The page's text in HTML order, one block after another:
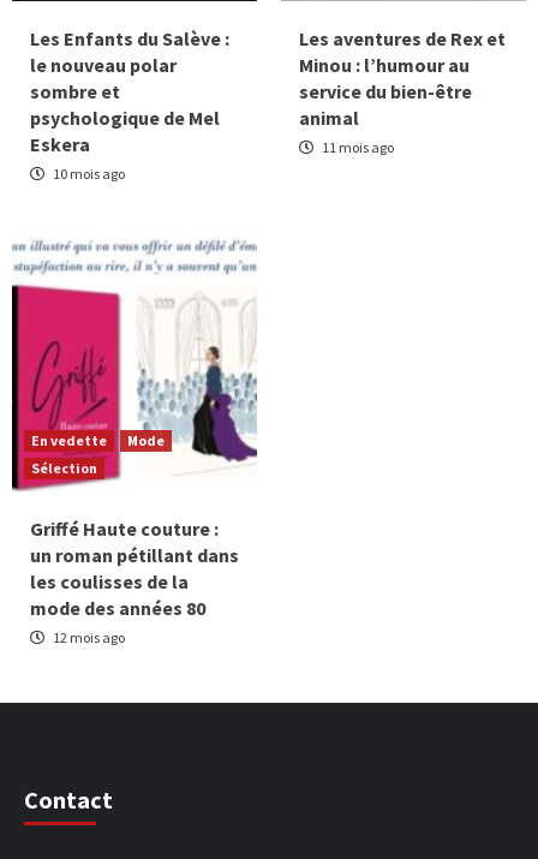
Les Enfants du Salève :
le nouveau polar
sombre et
psychologique de Mel
Eskera
10 mois ago
Les aventures de Rex et
Minou : l’humour au
service du bien-être
animal
11 mois ago
En vedette
Mode
Sélection
Griffé Haute couture :
un roman pétillant dans
les coulisses de la
mode des années 80
12 mois ago
Contact